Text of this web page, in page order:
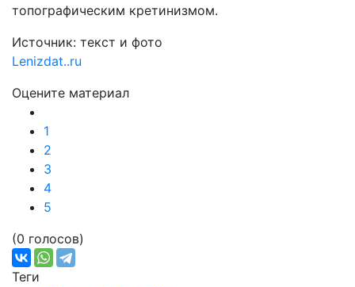
топографическим кретинизмом.
Источник: текст и фото
Lenizdat..ru
Оцените материал
1
2
3
4
5
(0 голосов)
Теги